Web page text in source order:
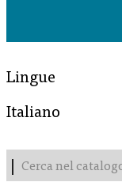
Lingue
Italiano